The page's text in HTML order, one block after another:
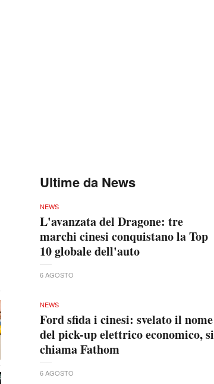
Ultime da News
NEWS
L'avanzata del Dragone: tre
marchi cinesi conquistano la Top
10 globale dell'auto
6 AGOSTO
NEWS
Ford sfida i cinesi: svelato il nome
del pick-up elettrico economico, si
chiama Fathom
6 AGOSTO